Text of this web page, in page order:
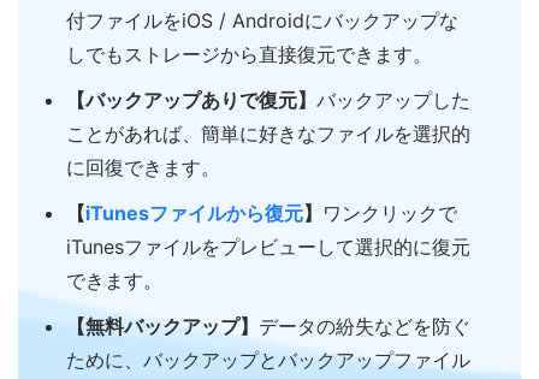
付ファイルをiOS / Androidにバックアップな
しでもストレージから直接復元できます。
【バックアップありで復元】 バックアップした
ことがあれば、簡単に好きなファイルを選択的
に回復できます。
【iTunesファイルから復元】 ワンクリックで
iTunesファイルをプレビューして選択的に復元
できます。
【無料バックアップ】 データの紛失などを防ぐ
ために、バックアップとバックアップファイル